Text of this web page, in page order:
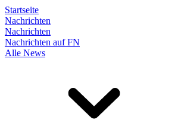
Startseite
Nachrichten
Nachrichten
Nachrichten auf FN
Alle News